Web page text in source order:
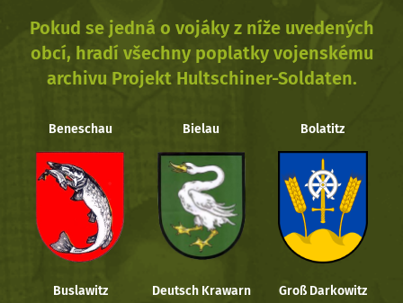
Pokud se jedná o vojáky z níže uvedených
obcí, hradí všechny poplatky vojenskému
archivu Projekt Hultschiner-Soldaten.
Beneschau Bielau Bolatitz
Buslawitz Deutsch Krawarn Groß Darkowitz